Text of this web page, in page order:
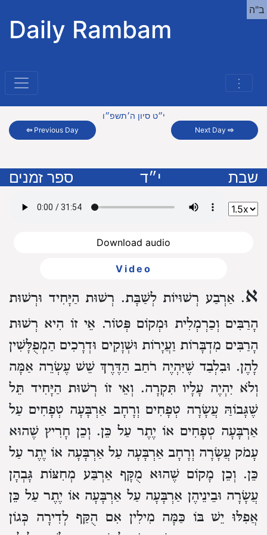
Daily Rambam
⋮
ב"ה
⇦ Previous Day
י״ט סיון ה׳תשפ״ו
Next Day⇨
שבת י״ד ספר זמנים
Download audio
Video
א. אַרְבַע רְשׁוּיוֹת לְשַׁבָּת. רְשׁוּת הַיָּחִיד וּרְשׁוּת
הָרַבִּים וְכַרְמְלִית וּמְקוֹם פְּטוֹר. אֵי זוֹ הִיא רְשׁוּת
הָרַבִּים מִדְבָּרוֹת וַעֲיָרוֹת וּשְׁוָקִים וּדְרָכִים הַמְפֻלָּשִׁין
לָהֶן. וּבִלְבַד שֶׁיִּהְיֶה רֹחַב הַדֶּרֶךְ שֵׁשׁ עֶשְׂרֵה אַמָּה
וְלֹא יִהְיֶה עָלָיו תִּקְרָה. וְאֵי זוֹ רְשׁוּת הַיָּחִיד תֵּל
שֶׁגָּבוֹהַּ עֲשָׂרָה טְפָחִים וְרָחָב אַרְבָּעָה טְפָחִים עַל
אַרְבָּעָה טְפָחִים אוֹ יֶתֶר עַל כֵּן. וְכֵן חָרִיץ שֶׁהוּא
עָמֹק עֲשָׂרָה וְרָחָב אַרְבָּעָה עַל אַרְבָּעָה אוֹ יֶתֶר עַל
כֵּן. וְכֵן מָקוֹם שֶׁהוּא מֻקָּף אַרְבַּע מְחִצּוֹת גָּבְהָן
עֲשָׂרָה וּבֵינֵיהֶן אַרְבָּעָה עַל אַרְבָּעָה אוֹ יֶתֶר עַל כֵּן
אֲפִלּוּ יֵשׁ בּוֹ כַּמָּה מִילִין אִם הֻקַּף לְדִירָה כְּגוֹן